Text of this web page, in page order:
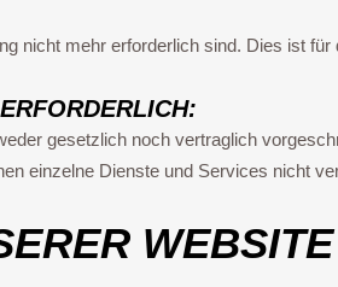
nicht mehr erforderlich sind. Dies ist
gesetzlich noch vertraglich
einzelne Dienste und Services nicht
WEBSITE